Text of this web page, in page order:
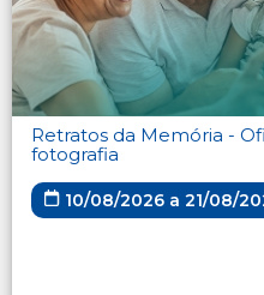
Retratos da Memória -
fotografia
10/08/2026 a 21/08/